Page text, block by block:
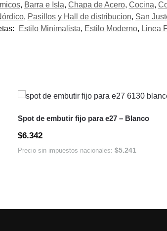
, Barra e Isla, Chapa de Acero, Cocina,
, Pasillos y Hall de distribucion, San
Estilo Minimalista, Estilo Moderno, Linea
Spot de embutir fijo para e27 – Blanco
$6.342
Precio sin impuestos nacionales: $5.241